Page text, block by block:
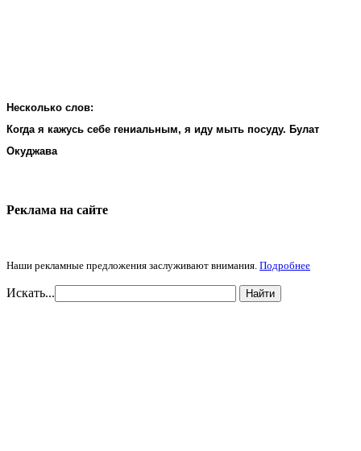
Несколько слов:
Когда я кажусь себе гениальным, я иду мыть посуду. Булат
Окуджава
Реклама на cайте
Наши рекламные предложения заслуживают внимания. Подробнее
Искать... Найти